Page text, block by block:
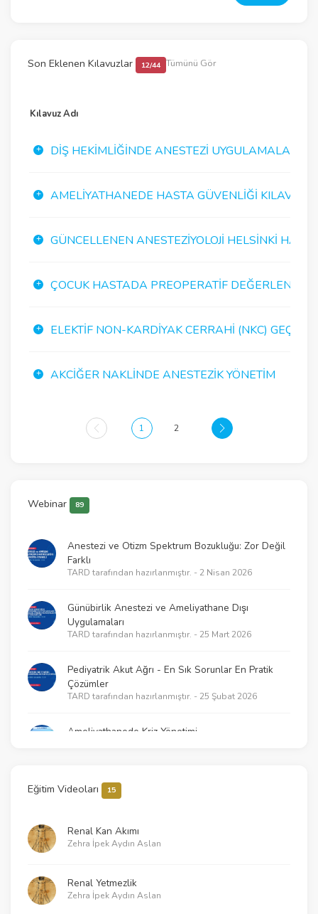
Son Eklenen Kılavuzlar 12/44 Tümünü Gör
Kılavuz Adı
DIŞ HEKIMLIĞINDE ANESTEZI UYGULAMALARI
AMELIYATHANEDE HASTA GÜVENLIĞI KILAVUZU
GÜNCELLENEN ANESTEZIYOLOJI HELSINKI
ÇOCUK HASTADA PREOPERATIF
ELEKTIF NON-KARDIYAK CERRAHI (NKC)
AKCIĞER NAKLINDE ANESTEZIK YÖNETIM
1 2
Webinar 89
Anestezi ve Otizm Spektrum Bozukluğu: Zor Değil
Farklı
TARD tarafından hazırlanmıştır. - 2 Nisan 2026
Günübirlik Anestezi ve Ameliyathane Dışı
Uygulamaları
TARD tarafından hazırlanmıştır. - 25 Mart 2026
Pediyatrik Akut Ağrı - En Sık Sorunlar En Pratik
Çözümler
TARD tarafından hazırlanmıştır. - 25 Şubat 2026
Ameliyathanede Kriz Yönetimi
2025 KPR Kılavuzlarının getirdikleri – Neler
Klinik Araştırmalarda Temel İstatistik ve Çalışma
Eğitim Videoları 15
Renal Kan Akımı
Zehra İpek Aydın Aslan
Renal Yetmezlik
Zehra İpek Aydın Aslan